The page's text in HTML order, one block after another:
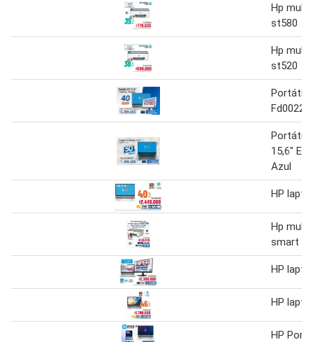
Hp
st580
Hp
st520
Portátil
Portátil
15,6"
Azul
HP
Hp
smart
HP
HP
HP